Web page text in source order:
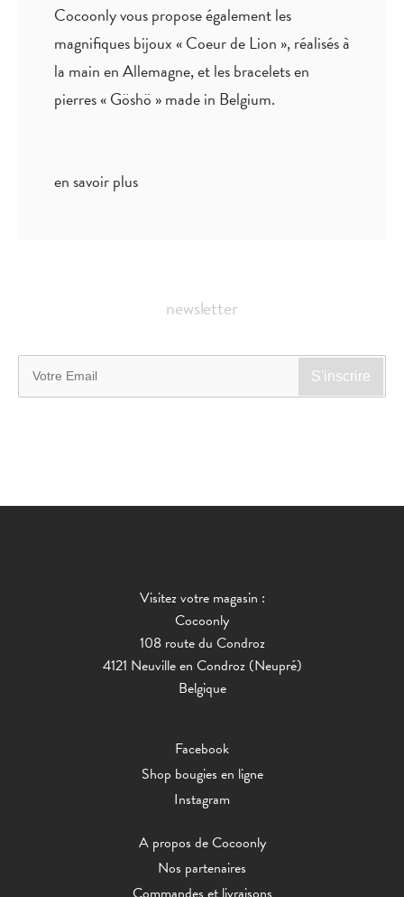
Cocoonly vous propose également les
magnifiques bijoux « Coeur de Lion », réalisés à
la main en Allemagne, et les bracelets en
pierres « Göshö » made in Belgium.
en savoir plus
newsletter
Visitez votre magasin :
Cocoonly
108 route du Condroz
4121 Neuville en Condroz (Neupré)
Belgique
Facebook
Shop bougies en ligne
Instagram
A propos de Cocoonly
Nos partenaires